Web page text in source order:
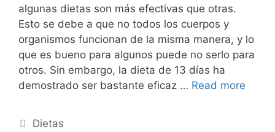
algunas dietas son más efectivas que otras.
Esto se debe a que no todos los cuerpos y
organismos funcionan de la misma manera, y lo
que es bueno para algunos puede no serlo para
otros. Sin embargo, la dieta de 13 días ha
demostrado ser bastante eficaz … Read more
Categories
Dietas